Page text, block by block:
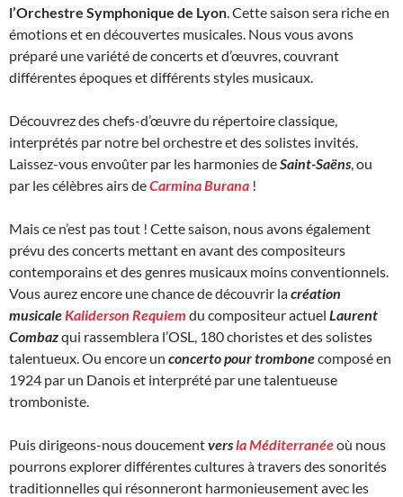
l’Orchestre Symphonique de Lyon. Cette saison sera riche en
émotions et en découvertes musicales. Nous vous avons
préparé une variété de concerts et d’œuvres, couvrant
différentes époques et différents styles musicaux.
Découvrez des chefs-d’œuvre du répertoire classique,
interprétés par notre bel orchestre et des solistes invités.
Laissez-vous envoûter par les harmonies deSaint-Saëns, ou
par les célèbres airs deCarmina Burana !
Mais ce n’est pas tout ! Cette saison, nous avons également
prévu des concerts mettant en avant des compositeurs
contemporains et des genres musicaux moins conventionnels.
Vous aurez encore une chance de découvrir lacréation
musicaleKaliderson Requiem du compositeur actuel Laurent
Combazqui rassemblera l’OSL, 180 choristes et des solistes
talentueux. Ou encore un concerto pour trombonecomposé en
1924 par un Danois et interprété par une talentueuse
tromboniste.
Puis dirigeons-nous doucementversla Méditerranéeoù nous
pourrons explorer différentes cultures à travers des sonorités
traditionnelles qui résonneront harmonieusement avec les